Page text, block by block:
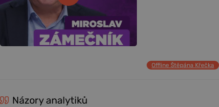
Offline Štěpána Křečka
Názory analytiků